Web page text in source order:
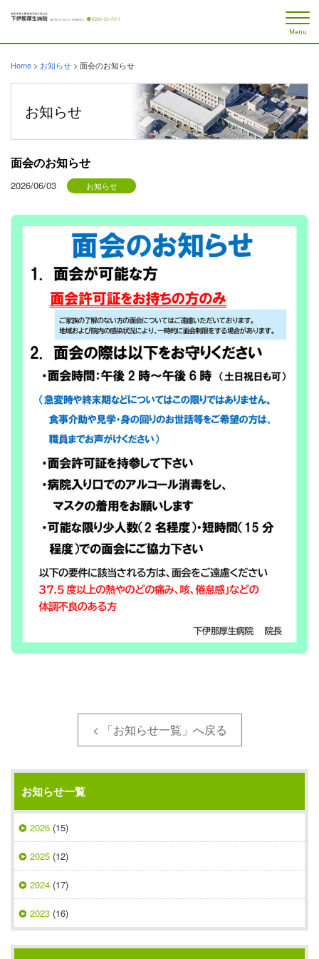
Menu
Home > お知らせ > 面会のお知らせ
お知らせ
面会のお知らせ
2026/06/03 お知らせ
< 「お知らせ一覧」へ戻る
お知らせ一覧
2026 (15)
2025 (12)
2024 (17)
2023 (16)